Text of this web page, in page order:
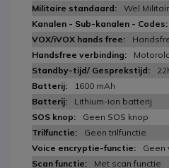
Wel
1600 mAh
Lithium-ion batterij
Geen SOS knop
Geen trilfunctie
Geen
Met scan functie